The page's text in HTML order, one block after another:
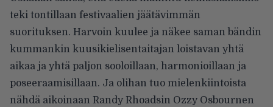
teki tontillaan festivaalien jäätävimmän
suorituksen. Harvoin kuulee ja näkee saman bändin
kummankin kuusikielisentaitajan loistavan yhtä
aikaa ja yhtä paljon sooloillaan, harmonioillaan ja
poseeraamisillaan. Ja olihan tuo mielenkiintoista
nähdä aikoinaan Randy Rhoadsin Ozzy Osbournen